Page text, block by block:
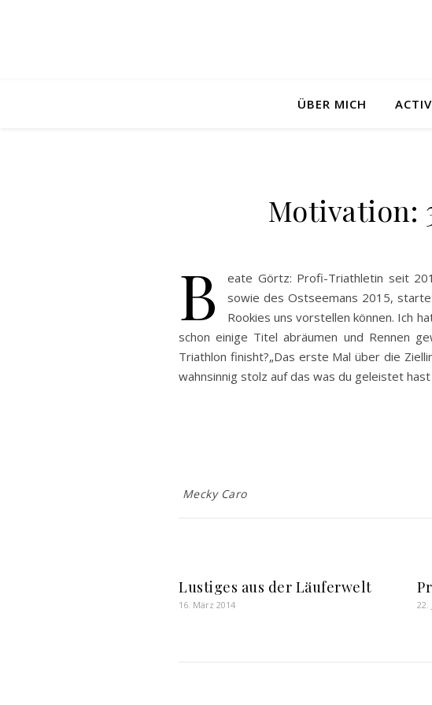
ÜBER MICH
Motivation:
B
eate Görtz: Profi-Triathletin seit
sowie des Ostseemans 2015,
Rookies uns vorstellen können. Ich
schon einige Titel abräumen und Rennen
Triathlon finisht?„Das erste Mal über die
wahnsinnig stolz auf das was du geleistet
Mecky Caro
Lustiges aus der Läuferwelt
16. März 2014 22.